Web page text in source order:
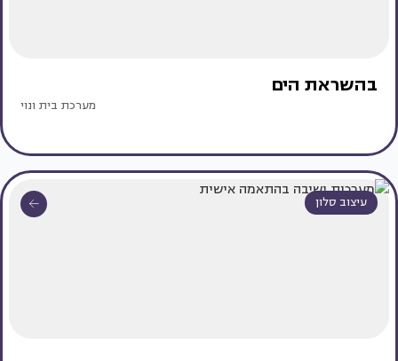
בהשראת הים
מערכת בית ונוי
עיצוב סלון